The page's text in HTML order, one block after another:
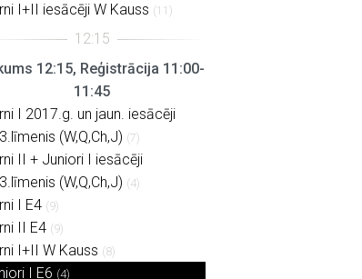
I+II iesācēji W Kauss (11)
12:15, Reģistrācija 11:00-
11:45
I 2017.g. un jaun. iesācēji
(W,Q,Ch,J) (7)
II + Juniori I iesācēji
(W,Q,Ch,J) (4)
I E4 (9)
II E4 (9)
I+II W Kauss (8)
I E6 (4)